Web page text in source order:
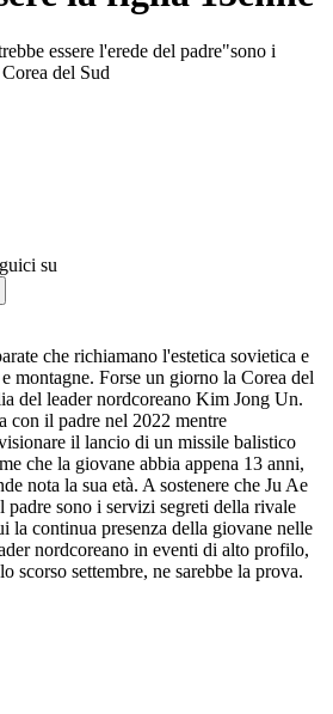
essere l'erede del padre"sono i
del Sud
su
che richiamano l'estetica sovietica e
montagne. Forse un giorno la Corea del
del leader nordcoreano Kim Jong Un.
con il padre nel 2022 mentre
il lancio di un missile balistico
che la giovane abbia appena 13 anni,
nota la sua età. A sostenere che Ju Ae
padre sono i servizi segreti della rivale
la continua presenza della giovane nelle
nordcoreano in eventi di alto profilo,
scorso settembre, ne sarebbe la prova.